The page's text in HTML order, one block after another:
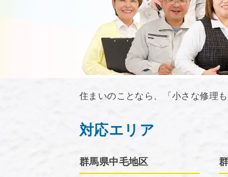
住まいのことなら、「小さな修理
対応エリア
群馬県中毛地区